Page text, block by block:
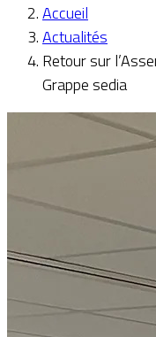
Accueil
Actualités
Retour sur
Grappe sedia